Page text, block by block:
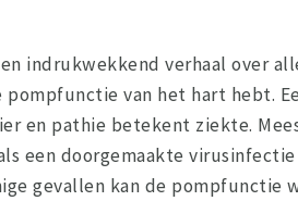
indrukwekkend verhaal over
pompfunctie van het hart hebt.
en pathie betekent ziekte.
een doorgemaakte
gevallen kan de pompfunctie